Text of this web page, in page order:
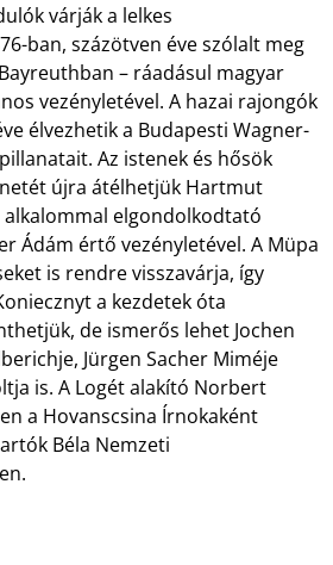
várják a lelkes
ban, százötven éve szólalt meg
– ráadásul magyar
vezényletével. A hazai rajongók
élvezhetik a Budapesti Wagner-
Az istenek és hősök
újra átélhetjük Hartmut
elgondolkodtató
Ádám értő vezényletével. A Müpa
is rendre visszavárja, így
a kezdetek óta
de ismerős lehet Jochen
Jürgen Sacher Miméje
is. A Logét alakító Norbert
a Hovanscsina Írnokaként
Béla Nemzeti